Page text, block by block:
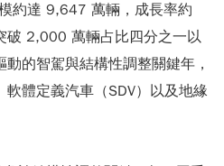
約達 9,647 萬輛，成長率約
破 2,000 萬輛占比四分之一以
的智駕與結構性調整關鍵年，
體定義汽車（SDV）以及地緣